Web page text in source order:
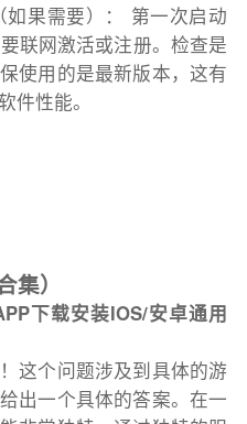
果需要）： 第一次启动
联网激活或注册。检查是
使用的是最新版本，这有
件性能。
）
下载安装IOS/安卓通用
这个问题涉及到具体的游
出一个具体的答案。在一